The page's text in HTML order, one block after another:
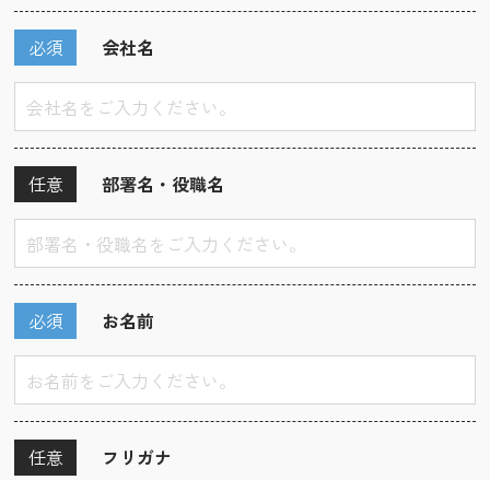
会社名
必須
部署名・役職名
任意
お名前
必須
フリガナ
任意